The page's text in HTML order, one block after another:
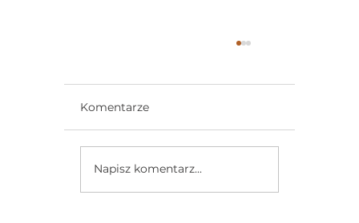
Komentarze
Napisz komentarz...